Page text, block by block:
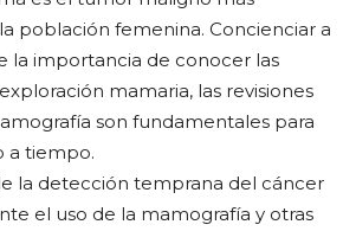
población femenina. Concienciar a
la importancia de conocer las
mamaria, las revisiones
son fundamentales para
a tiempo.
la detección temprana del cáncer
el uso de la mamografía y otras